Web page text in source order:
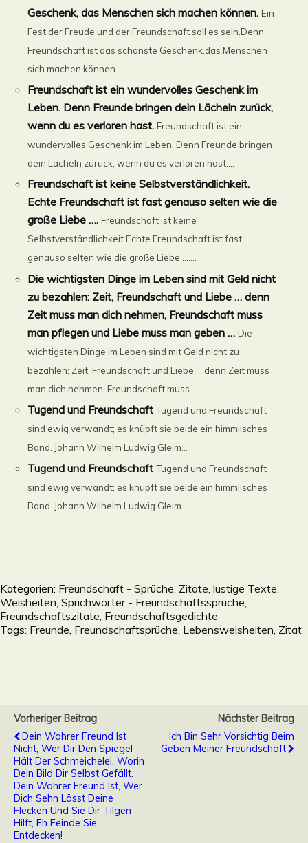
Geschenk, das Menschen sich machen können. Ein
Fest der Freude und der Freundschaft soll es sein.Denn
Freundschaft ist das schönste Geschenk,das Menschen
sich machen können....
Freundschaft ist ein wundervolles Geschenk im
Leben. Denn Freunde bringen dein Lächeln zurück,
wenn du es verloren hast. Freundschaft ist ein
wundervolles Geschenk im Leben. Denn Freunde bringen
dein Lächeln zurück, wenn du es verloren hast....
Freundschaft ist keine Selbstverständlichkeit.
Echte Freundschaft ist fast genauso selten wie die
große Liebe …. Freundschaft ist keine
Selbstverständlichkeit.Echte Freundschaft ist fast
genauso selten wie die große Liebe …....
Die wichtigsten Dinge im Leben sind mit Geld nicht
zu bezahlen: Zeit, Freundschaft und Liebe … denn
Zeit muss man dich nehmen, Freundschaft muss
man pflegen und Liebe muss man geben … Die
wichtigsten Dinge im Leben sind mit Geld nicht zu
bezahlen: Zeit, Freundschaft und Liebe … denn Zeit muss
man dich nehmen, Freundschaft muss ......
Tugend und Freundschaft Tugend und Freundschaft
sind ewig verwandt; es knüpft sie beide ein himmlisches
Band. Johann Wilhelm Ludwig Gleim...
Tugend und Freundschaft Tugend und Freundschaft
sind ewig verwandt; es knüpft sie beide ein himmlisches
Band. Johann Wilhelm Ludwig Gleim...
Kategorien: Freundschaft - Sprüche, Zitate, lustige Texte,
Weisheiten, Sprichwörter - Freundschaftssprüche,
Freundschaftszitate, Freundschaftsgedichte
Tags: Freunde Freundschaftsprüche Lebensweisheiten Zitat
Vorheriger Beitrag
Dein Wahrer Freund Ist
Nicht, Wer Dir Den Spiegel
Hält Der Schmeichelei, Worin
Dein Bild Dir Selbst Gefällt.
Dein Wahrer Freund Ist, Wer
Dich Sehn Lässt Deine
Flecken Und Sie Dir Tilgen
Hilft, Eh Feinde Sie
Entdecken!
Nächster Beitrag
Ich Bin Sehr Vorsichtig Beim
Geben Meiner Freundschaft